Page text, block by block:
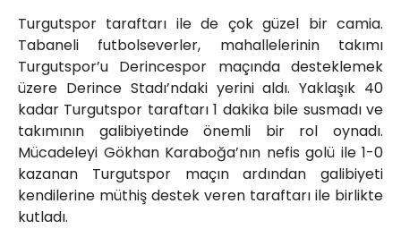
Turgutspor taraftarı ile de çok güzel bir camia.
Tabaneli futbolseverler, mahallelerinin takımı
Turgutspor’u Derincespor maçında desteklemek
üzere Derince Stadı’ndaki yerini aldı. Yaklaşık 40
kadar Turgutspor taraftarı 1 dakika bile susmadı ve
takımının galibiyetinde önemli bir rol oynadı.
Mücadeleyi Gökhan Karaboğa’nın nefis golü ile 1-0
kazanan Turgutspor maçın ardından galibiyeti
kendilerine müthiş destek veren taraftarı ile birlikte
kutladı.